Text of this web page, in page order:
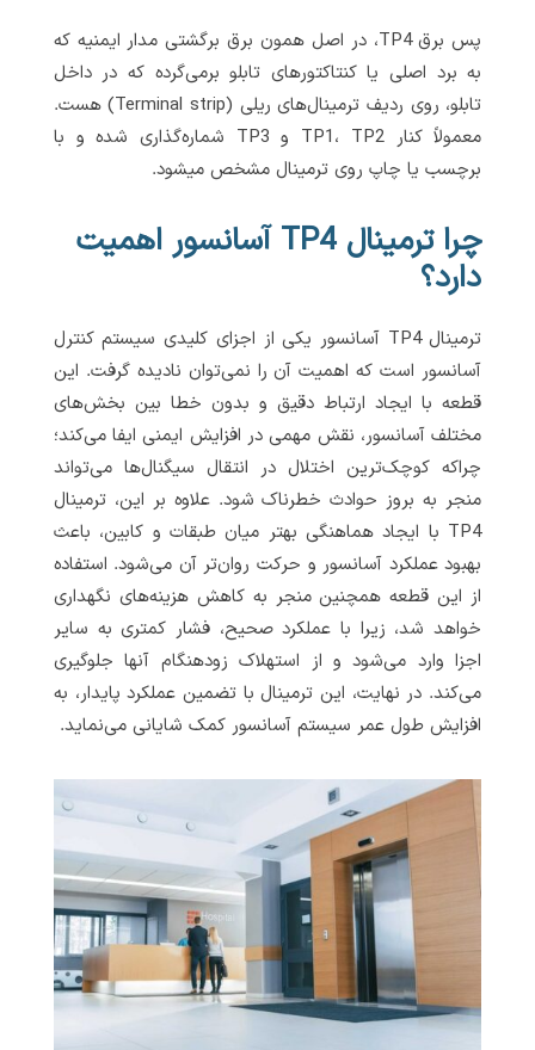
پس برق TP4، در اصل همون برق برگشتی مدار ایمنیه که
به برد اصلی یا کنتاکتورهای تابلو برمی‌گرده که در داخل
تابلو، روی ردیف ترمینال‌های ریلی (Terminal strip) هست.
معمولاً کنار TP1، TP2 و TP3 شماره‌گذاری شده و با
برچسب یا چاپ روی ترمینال مشخص میشود.
چرا ترمینال TP4 آسانسور اهمیت
دارد؟
ترمینال TP4 آسانسور یکی از اجزای کلیدی سیستم کنترل
آسانسور است که اهمیت آن را نمی‌توان نادیده گرفت. این
قطعه با ایجاد ارتباط دقیق و بدون خطا بین بخش‌های
مختلف آسانسور، نقش مهمی در افزایش ایمنی ایفا می‌کند؛
چراکه کوچک‌ترین اختلال در انتقال سیگنال‌ها می‌تواند
منجر به بروز حوادث خطرناک شود. علاوه بر این، ترمینال
TP4 با ایجاد هماهنگی بهتر میان طبقات و کابین، باعث
بهبود عملکرد آسانسور و حرکت روان‌تر آن می‌شود. استفاده
از این قطعه همچنین منجر به کاهش هزینه‌های نگهداری
خواهد شد، زیرا با عملکرد صحیح، فشار کمتری به سایر
اجزا وارد می‌شود و از استهلاک زودهنگام آنها جلوگیری
می‌کند. در نهایت، این ترمینال با تضمین عملکرد پایدار، به
افزایش طول عمر سیستم آسانسور کمک شایانی می‌نماید.